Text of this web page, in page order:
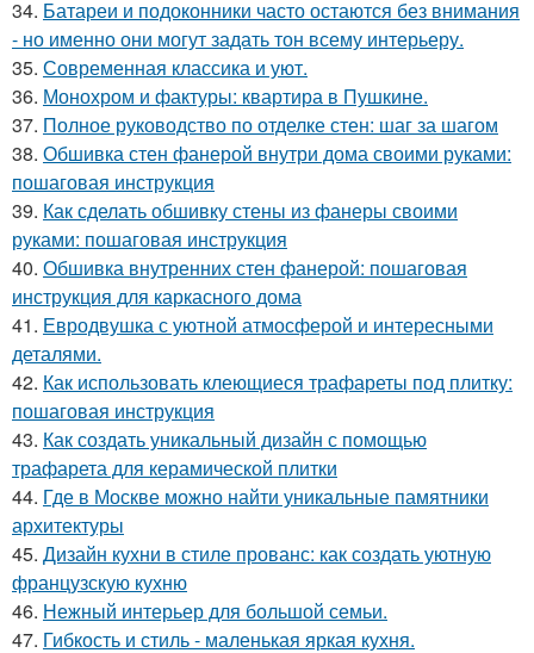
34. Батареи и подоконники часто остаются без внимания
- но именно они могут задать тон всему интерьеру.
35. Современная классика и уют.
36. Монохром и фактуры: квартира в Пушкине.
37. Полное руководство по отделке стен: шаг за шагом
38. Обшивка стен фанерой внутри дома своими руками:
пошаговая инструкция
39. Как сделать обшивку стены из фанеры своими
руками: пошаговая инструкция
40. Обшивка внутренних стен фанерой: пошаговая
инструкция для каркасного дома
41. Евродвушка с уютной атмосферой и интересными
деталями.
42. Как использовать клеющиеся трафареты под плитку:
пошаговая инструкция
43. Как создать уникальный дизайн с помощью
трафарета для керамической плитки
44. Где в Москве можно найти уникальные памятники
архитектуры
45. Дизайн кухни в стиле прованс: как создать уютную
французскую кухню
46. Нежный интерьер для большой семьи.
47. Гибкость и стиль - маленькая яркая кухня.